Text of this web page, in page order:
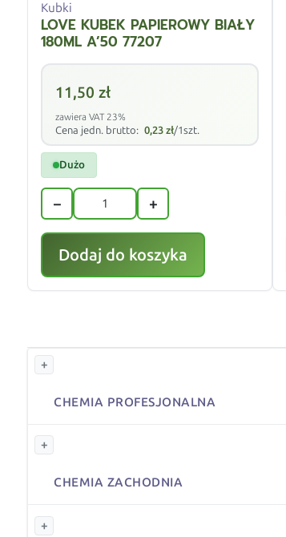
Kubki
LOVE KUBEK PAPIEROWY BIAŁY
180ML A’50 77207
11,50zł
zawiera VAT 23%
Cena jedn. brutto: 0,23zł/1szt.
Dużo
− +
Dodaj do koszyka
+
CHEMIA PROFESJONALNA
+
CHEMIA ZACHODNIA
+